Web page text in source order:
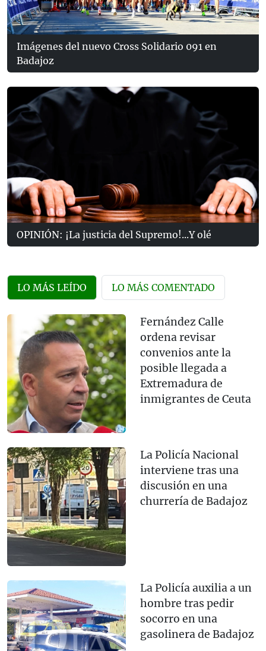
Imágenes del nuevo Cross Solidario 091 en
Badajoz
OPINIÓN: ¡La justicia del Supremo!...Y olé
LO MÁS LEÍDO LO MÁS COMENTADO
Fernández Calle
ordena revisar
convenios ante la
posible llegada a
Extremadura de
inmigrantes de Ceuta
La Policía Nacional
interviene tras una
discusión en una
churrería de Badajoz
La Policía auxilia a un
hombre tras pedir
socorro en una
gasolinera de Badajoz